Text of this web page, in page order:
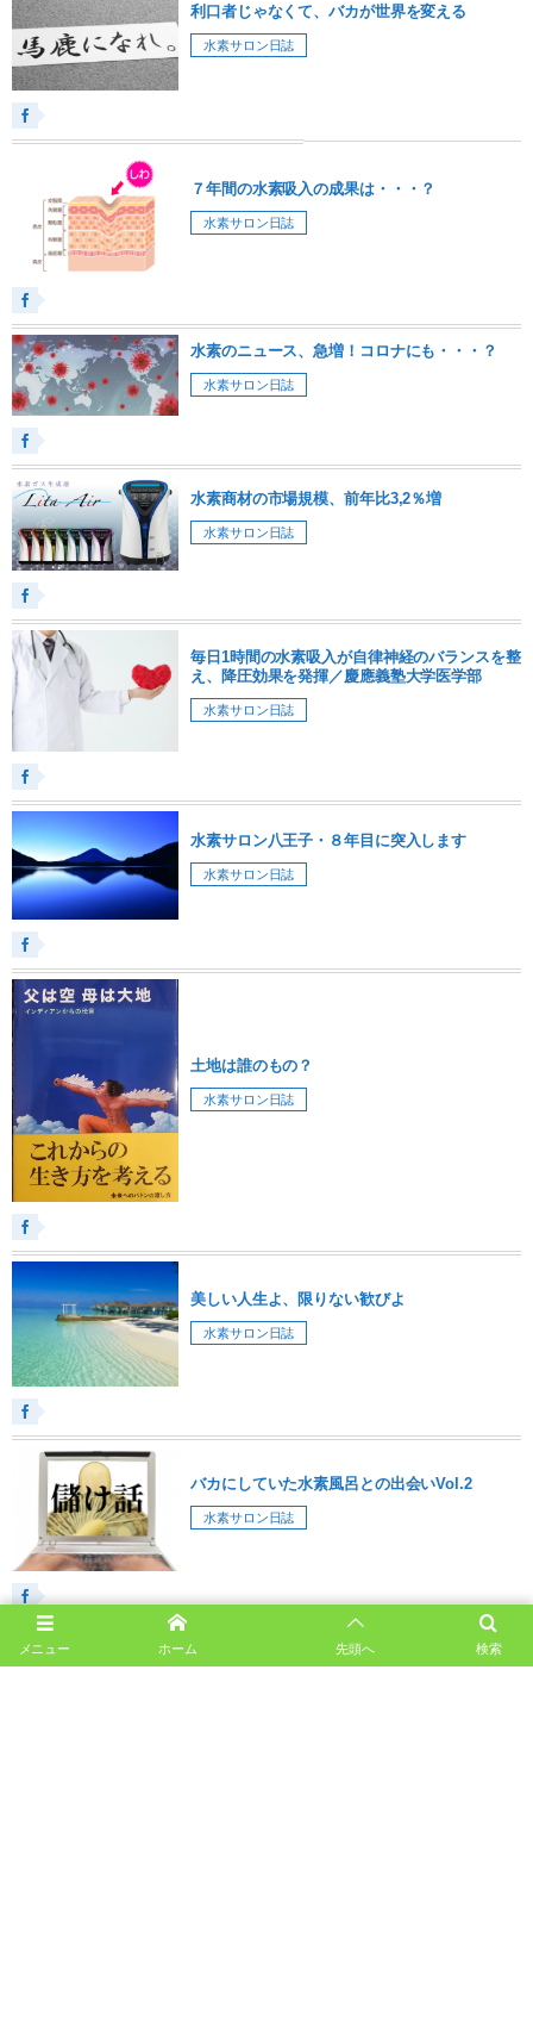
利口者じゃなくて、バカが世界を変える
水素サロン日誌
７年間の水素吸入の成果は・・・？
水素サロン日誌
水素のニュース、急増！コロナにも・・・？
水素サロン日誌
水素商材の市場規模、前年比3,2％増
水素サロン日誌
毎日1時間の水素吸入が自律神経のバランスを整
え、降圧効果を発揮／慶應義塾大学医学部
水素サロン日誌
水素サロン八王子・８年目に突入します
水素サロン日誌
土地は誰のもの？
水素サロン日誌
美しい人生よ、限りない歓びよ
水素サロン日誌
バカにしていた水素風呂との出会いVol.2
水素サロン日誌
メニュー 検索
ホーム 先頭へ